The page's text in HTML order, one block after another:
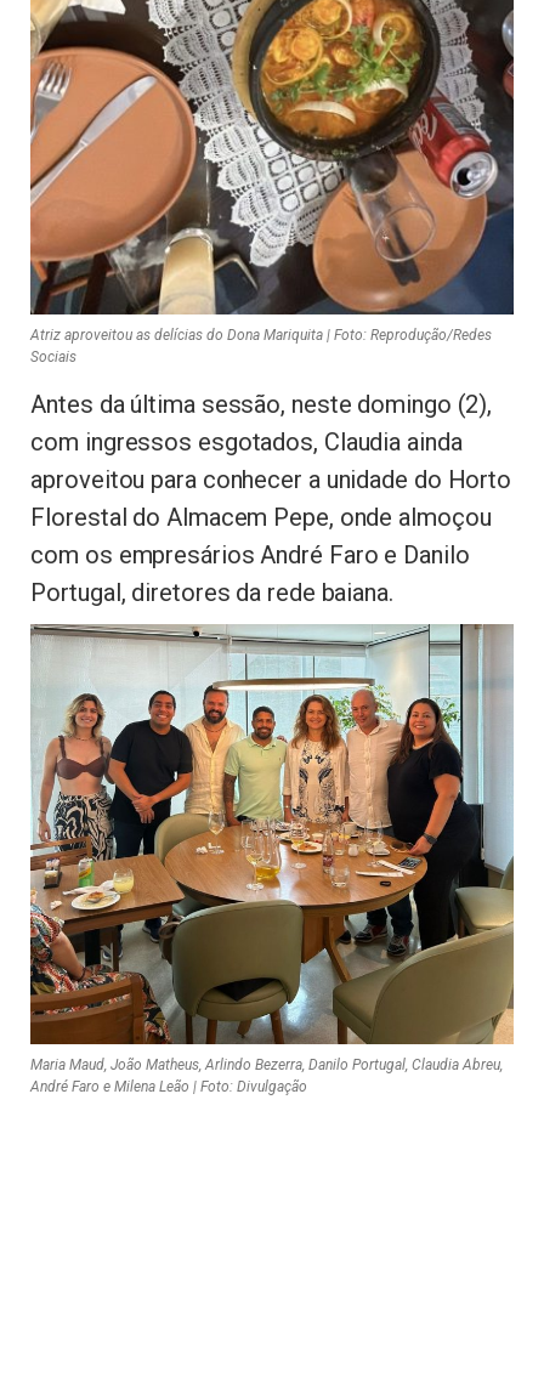
Atriz aproveitou as delícias do Dona Mariquita | Foto: Reprodução/Redes
Sociais
Antes da última sessão, neste domingo (2),
com ingressos esgotados, Claudia ainda
aproveitou para conhecer a unidade do Horto
Florestal do Almacem Pepe, onde almoçou
com os empresários André Faro e Danilo
Portugal, diretores da rede baiana.
Maria Maud, João Matheus, Arlindo Bezerra, Danilo Portugal, Claudia Abreu,
André Faro e Milena Leão | Foto: Divulgação